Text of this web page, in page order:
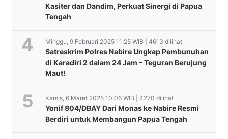
Kasiter dan Dandim, Perkuat Sinergi di Papua
Tengah
Minggu, 9 Februari 2025 11:25 WIB | 4613 dilihat
Satreskrim Polres Nabire Ungkap Pembunuhan
di Karadiri 2 dalam 24 Jam – Teguran Berujung
Maut!
Kamis, 6 Maret 2025 10:06 WIB | 4270 dilihat
Yonif 804/DBAY Dari Monas ke Nabire Resmi
Berdiri untuk Membangun Papua Tengah